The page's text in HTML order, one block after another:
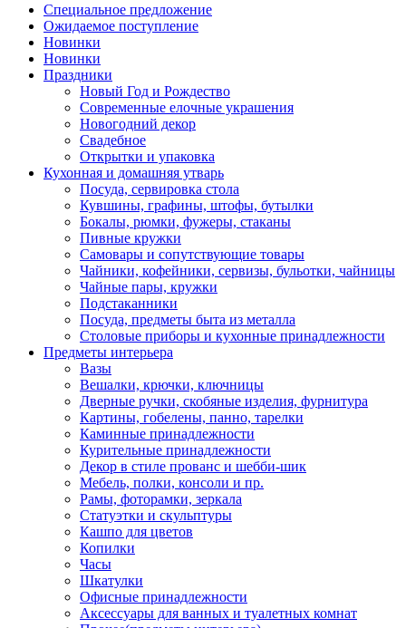
Специальное предложение
Ожидаемое поступление
Новинки
Новинки
Праздники
Новый Год и Рождество
Современные елочные украшения
Новогодний декор
Свадебное
Открытки и упаковка
Кухонная и домашняя утварь
Посуда, сервировка стола
Кувшины, графины, штофы, бутылки
Бокалы, рюмки, фужеры, стаканы
Пивные кружки
Самовары и сопутствующие товары
Чайники, кофейники, сервизы, бульотки, чайницы
Чайные пары, кружки
Подстаканники
Посуда, предметы быта из металла
Столовые приборы и кухонные принадлежности
Предметы интерьера
Вазы
Вешалки, крючки, ключницы
Дверные ручки, скобяные изделия, фурнитура
Картины, гобелены, панно, тарелки
Каминные принадлежности
Курительные принадлежности
Декор в стиле прованс и шебби-шик
Мебель, полки, консоли и пр.
Рамы, фоторамки, зеркала
Статуэтки и скульптуры
Кашпо для цветов
Копилки
Часы
Шкатулки
Офисные принадлежности
Аксессуары для ванных и туалетных комнат